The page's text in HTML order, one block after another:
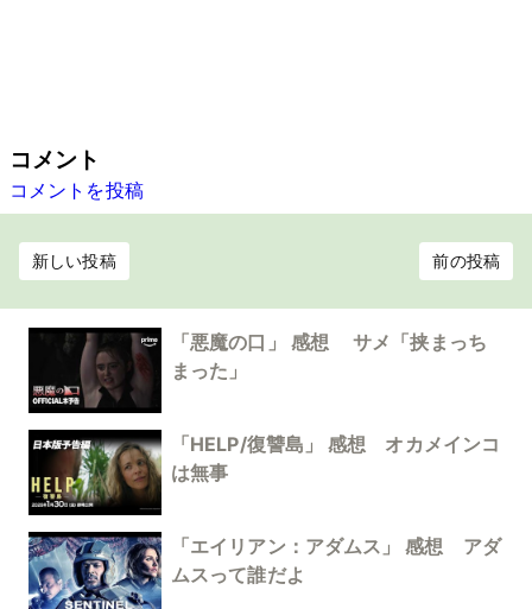
コメント
コメントを投稿
新しい投稿 前の投稿
「悪魔の口」 感想 サメ「挟まっち
まった」
「HELP/復讐島」 感想 オカメインコ
は無事
「エイリアン：アダムス」 感想 アダ
ムスって誰だよ